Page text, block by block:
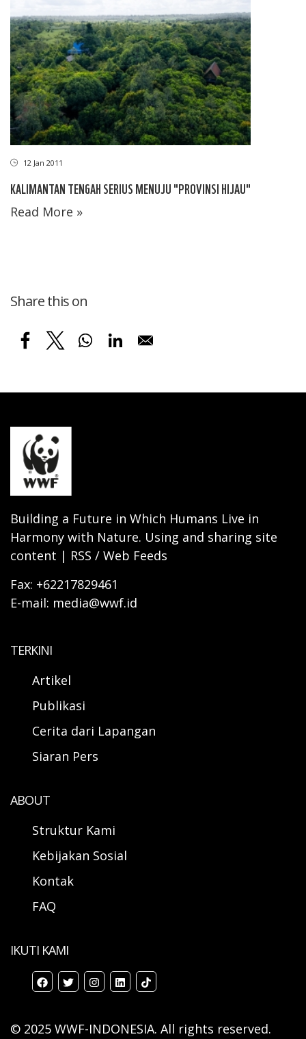
12 Jan 2011
KALIMANTAN TENGAH SERIUS MENUJU "PROVINSI HIJAU"
Read More »
Share this on
Building a Future in Which Humans Live in
Harmony with Nature. Using and sharing site
content | RSS / Web Feeds
Fax: +62217829461
E-mail: media@wwf.id
TERKINI
Artikel
Publikasi
Cerita dari Lapangan
Siaran Pers
ABOUT
Struktur Kami
Kebijakan Sosial
Kontak
FAQ
IKUTI KAMI
© 2025 WWF-INDONESIA. All rights reserved.